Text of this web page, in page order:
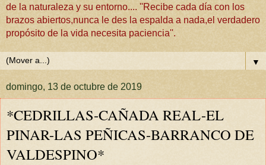
de la naturaleza y su entorno.... ''Recibe cada día con los
brazos abiertos,nunca le des la espalda a nada,el verdadero
propósito de la vida necesita paciencia''.
▼
domingo, 13 de octubre de 2019
*CEDRILLAS-CAÑADA REAL-EL
PINAR-LAS PEÑICAS-BARRANCO DE
VALDESPINO*